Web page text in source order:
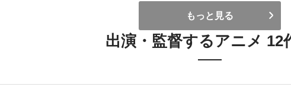
もっと見る
出演・監督するアニメ 12